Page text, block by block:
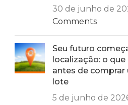
30 de junho de
Comments
Seu futuro
localização: o que
antes de comprar
lote
5 de junho de